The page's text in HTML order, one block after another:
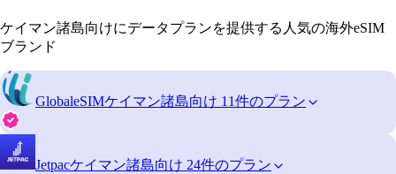
ケイマン諸島向けにデータプランを提供する人気の海外eSIM
ブランド
GlobaleSIMケイマン諸島向け 11件のプラン
Jetpacケイマン諸島向け 24件のプラン